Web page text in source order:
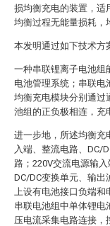
损均衡充电的装置，适
均衡过程无能量损耗，
本发明通过如下技术方
一种串联锂离子电池组
电池管理系统；串联电
均衡充电模块分别通过
池组的正负极相连，充
进一步地，所述均衡充
入端、整流电路、DC/
路；220V交流电源输
DC/DC变换单元、输
上设有电池接口负端和
串联电池组中单体锂电
压电流采集电路连接，